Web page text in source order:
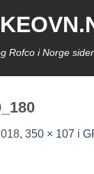
Rofco i Norge
, 350 × 107 i